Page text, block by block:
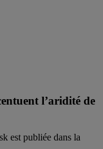
l’aridité de
est publiée dans la